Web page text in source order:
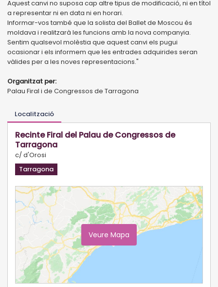
Aquest canvi no suposa cap altre tipus de modificació, ni en títol
a representar ni en data ni en horari.
Informar-vos també que la solista del Ballet de Moscou és
moldava i realitzarà les funcions amb la nova companyia.
Sentim qualsevol molèstia que aquest canvi els pugui
ocasionar i els informem que les entrades adquirides seran
vàlides per a les noves representacions."
Organitzat per:
Palau Firal i de Congressos de Tarragona
Localització
Recinte Firal del Palau de Congressos de
Tarragona
c/ d'Orosi
Tarragona
Veure Mapa